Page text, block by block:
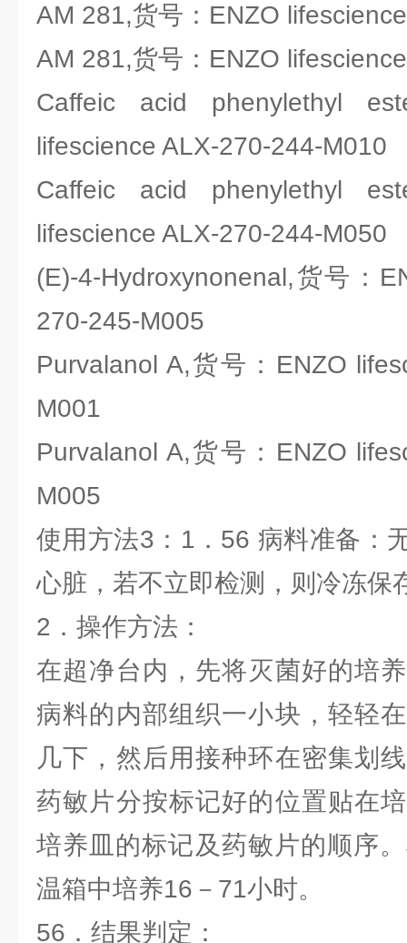
AM 281,货号：ENZO
AM 281,货号：ENZO
Caffeic acid phenylethyl
lifescience ALX-270-244-M010
Caffeic acid phenylethyl
lifescience ALX-270-244-M050
(E)-4-Hydroxynonenal,货号：
270-245-M005
Purvalanol A,货号：ENZO
M001
Purvalanol A,货号：ENZO
M005
使用方法3：1．56 病料准备：
心脏，若不立即检测，则冷冻保
2．操作方法：
在超净台内，先将灭菌好的培
病料的内部组织一小块，轻轻
几下，然后用接种环在密集划
药敏片分按标记好的位置贴在
培养皿的标记及药敏片的顺序
温箱中培养16－71小时。
56．结果判定：